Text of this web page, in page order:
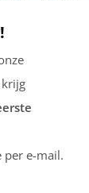
per e-mail.